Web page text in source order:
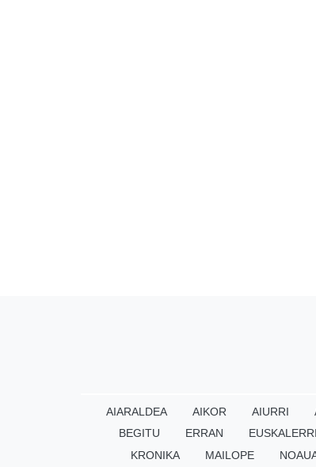
AIARALDEA AIKOR AIURRI
BEGITU
ERRAN
KRONIKA
MAILOPE